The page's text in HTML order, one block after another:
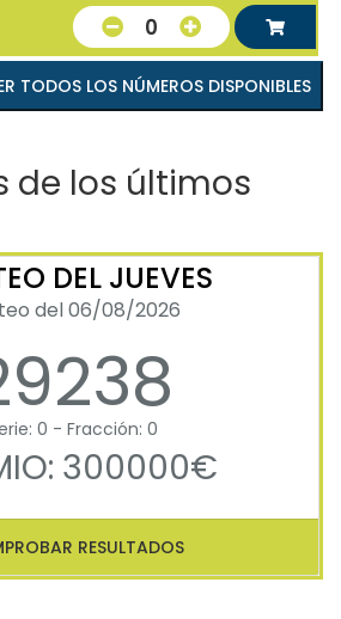
0
VER TODOS LOS NÚMEROS DISPONIBLES
de los últimos
DEL JUEVES
del 06/08/2026
0 - Fracción: 0
300000€
RESULTADOS